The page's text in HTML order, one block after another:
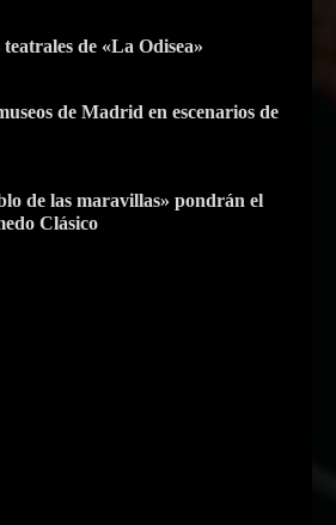
de «La Odisea»
de Madrid en escenarios de
de las maravillas» pondrán el
Clásico